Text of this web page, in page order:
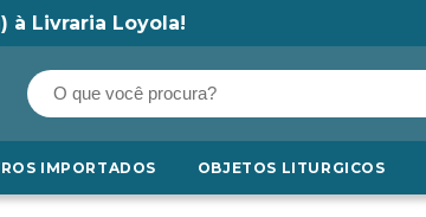
à Livraria Loyola!
IMPORTADOS OBJETOS LITURGICOS